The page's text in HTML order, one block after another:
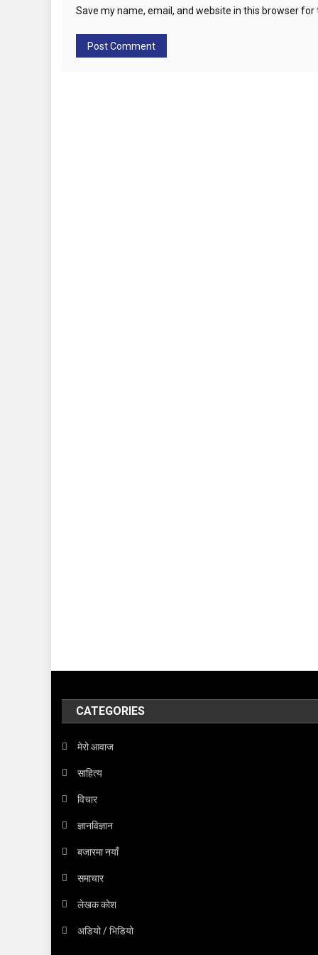
Save my name, email, and website in this browser
CATEGORIES
मेरो आवाज
साहित्य
विचार
ज्ञानविज्ञान
बजारमा नयाँ
समाचार
लेखक कोश
अडियो / भिडियो